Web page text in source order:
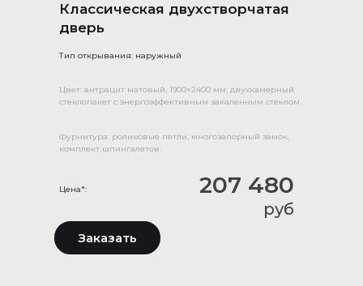
Классическая двухстворчатая
дверь
Тип открывания: наружный
Цена*:
Цвет: антрацит матовый, 1900×2400 мм, двухкамерный
стеклопакет с энергоэффективным закаленным стеклом.
Фурнитура: роликовые петли, многозапорный замок,
комплект шпингалетов.
207 480
руб
Заказать